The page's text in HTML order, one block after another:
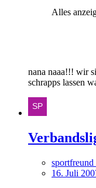
Alles
nana naaa!!! wir
schrapps lassen
16. Juli